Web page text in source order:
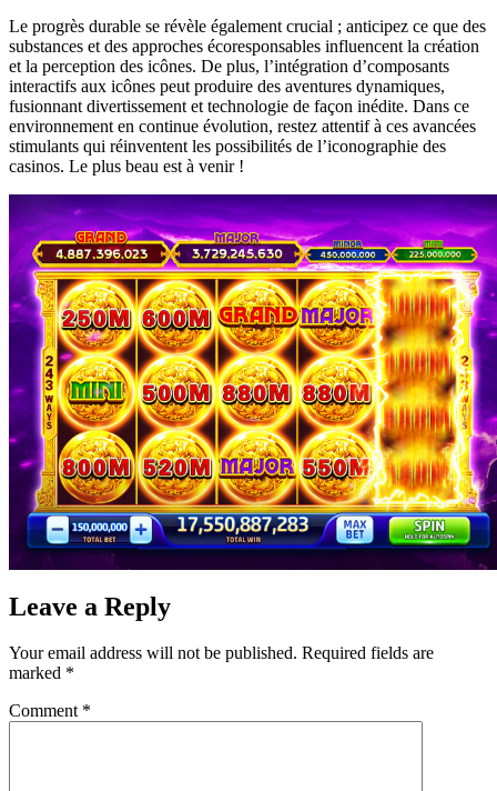
Le progrès durable se révèle également crucial ; anticipez ce que des
substances et des approches écoresponsables influencent la création
et la perception des icônes. De plus, l’intégration d’composants
interactifs aux icônes peut produire des aventures dynamiques,
fusionnant divertissement et technologie de façon inédite. Dans ce
environnement en continue évolution, restez attentif à ces avancées
stimulants qui réinventent les possibilités de l’iconographie des
casinos. Le plus beau est à venir !
Leave a Reply
Your email address will not be published. Required fields are
marked *
Comment *